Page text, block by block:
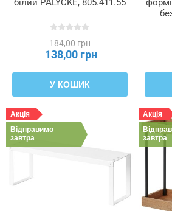
білий PÅLYCKE, 805.411.55
184,00 грн
138,00 грн
У КОШИК
Акція
Відправимо
завтра
Акція
завтра